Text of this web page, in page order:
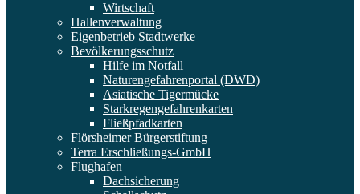
Wirtschaft
Hallenverwaltung
Eigenbetrieb Stadtwerke
Bevölkerungsschutz
Hilfe im Notfall
Naturengefahrenportal (DWD)
Asiatische Tigermücke
Starkregengefahrenkarten
Fließpfadkarten
Flörsheimer Bürgerstiftung
Terra Erschließungs-GmbH
Flughafen
Dachsicherung